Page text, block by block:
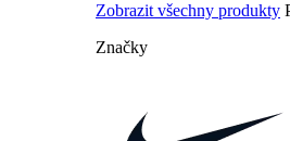
Zobrazit všechny produkty
Značky